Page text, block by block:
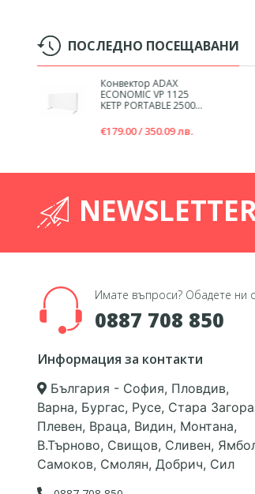
ПОСЛЕДНО ПОСЕЩАВАНИ
Конвектор ADAX
ECONOMIC VP 1125
KETP PORTABLE 2500...
€179.00 / 350.09 лв.
Имате въпроси? Обадете ни
0887 708 850
Информация за контакти
България - София, Пловдив,
Варна, Бургас, Русе, Стара
Плевен, Враца, Видин, Монтана,
В.Търново, Свищов, Сливен,
Самоков, Смолян, Добрич, Сил